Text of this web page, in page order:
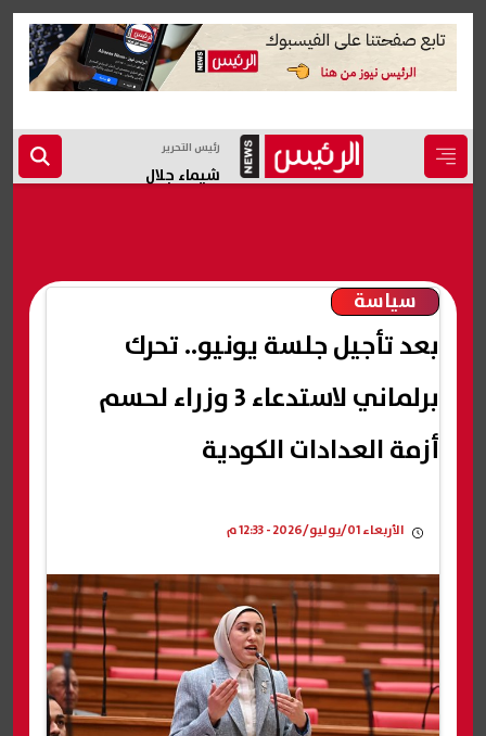
رئيس التحرير
شيماء جلال
سياسة
بعد تأجيل جلسة يونيو.. تحرك
برلماني لاستدعاء 3 وزراء لحسم
أزمة العدادات الكودية
الأربعاء 01/يوليو/2026 - 12:33 م